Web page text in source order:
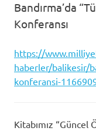
Bandırma’da
Konferansı
https://
haberler/balikesir/
konferansi-
Kitabımız “Güncel